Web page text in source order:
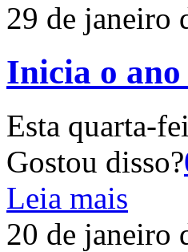
29 de janeiro
Inicia o
Esta quarta-
Gostou disso?
Leia mais
20 de janeiro